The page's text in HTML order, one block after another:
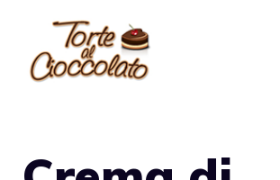
contenuto